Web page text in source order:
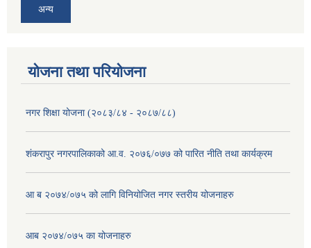
अन्य
योजना तथा परियोजना
नगर शिक्षा योजना (२०८३/८४ - २०८७/८८)
शंकरापुर नगरपालिकाको आ.व. २०७६/०७७ को पारित नीति तथा कार्यक्रम
आ ब २०७४/०७५ को लागि विनियोजित नगर स्तरीय योजनाहरु
आब २०७४/०७५ का योजनाहरु